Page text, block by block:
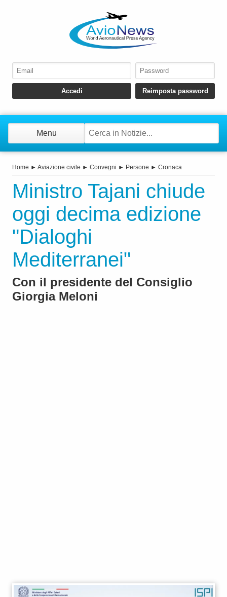
Menu
Home ► Aviazione civile ► Convegni ► Persone ► Cronaca
Ministro Tajani chiude
oggi decima edizione
"Dialoghi
Mediterranei"
Con il presidente del Consiglio
Giorgia Meloni